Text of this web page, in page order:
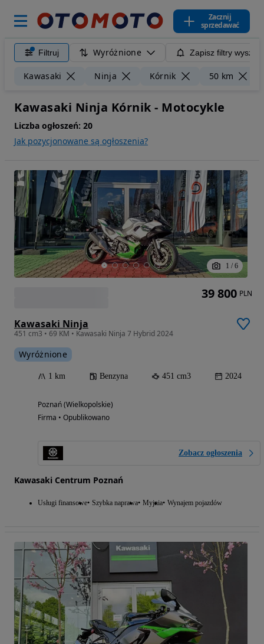
Zacznij
sprzedawać
Filtruj Wyróżnione Zapisz filtry
Kawasaki Ninja Kórnik 50 km
Kawasaki Ninja Kórnik - Motocykle
Liczba ogłoszeń: 20
Jak pozycjonowane są ogłoszenia?
1 / 6
Kawasaki Ninja
451 cm3 • 69 KM • Kawasaki Ninja 7 Hybrid 2024
Wyróżnione
1 km Benzyna 451 cm3 2024
Poznań (Wielkopolskie)
Firma • Opublikowano
Zobacz ogłoszenia
Kawasaki Centrum Poznań
Usługi finansowe Szybka naprawa Myjnia Wynajem pojazdów
39 800 PLN